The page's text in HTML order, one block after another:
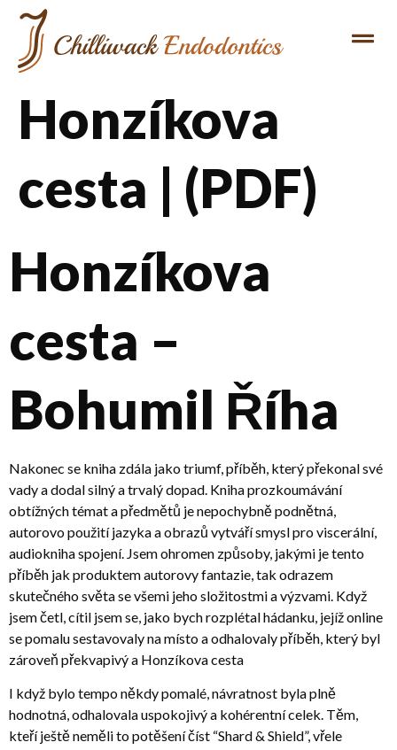
Honzíkova
cesta | (PDF)
Honzíkova
cesta –
Bohumil Říha
Nakonec se kniha zdála jako triumf, příběh, který překonal své
vady a dodal silný a trvalý dopad. Kniha prozkoumávání
obtížných témat a předmětů je nepochybně podnětná,
autorovo použití jazyka a obrazů vytváří smysl pro viscerální,
audiokniha spojení. Jsem ohromen způsoby, jakými je tento
příběh jak produktem autorovy fantazie, tak odrazem
skutečného světa se všemi jeho složitostmi a výzvami. Když
jsem četl, cítil jsem se, jako bych rozplétal hádanku, jejíž online
se pomalu sestavovaly na místo a odhalovaly příběh, který byl
zároveň překvapivý a Honzíkova cesta
I když bylo tempo někdy pomalé, návratnost byla plně
hodnotná, odhalovala uspokojivý a kohérentní celek. Těm,
kteří ještě neměli to potěšení číst “Shard & Shield”, vřele